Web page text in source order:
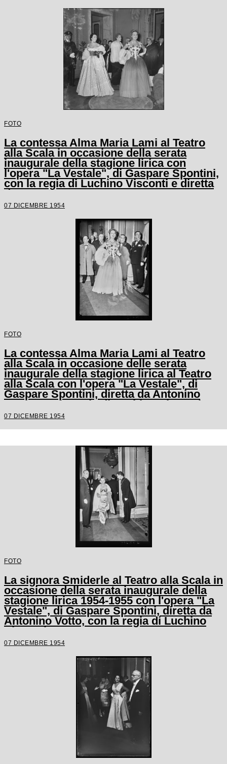
FOTO
La contessa Alma Maria Lami al Teatro
alla Scala in occasione della serata
inaugurale della stagione lirica con
l'opera "La Vestale", di Gaspare Spontini,
con la regia di Luchino Visconti e diretta
da Antonino Votto
07 DICEMBRE 1954
FOTO
La contessa Alma Maria Lami al Teatro
alla Scala in occasione delle serata
inaugurale della stagione lirica al Teatro
alla Scala con l'opera "La Vestale", di
Gaspare Spontini, diretta da Antonino
Votto, con la regia di Luchino Visconti
07 DICEMBRE 1954
FOTO
La signora Smiderle al Teatro alla Scala in
occasione della serata inaugurale della
stagione lirica 1954-1955 con l'opera "La
Vestale", di Gaspare Spontini, diretta da
Antonino Votto, con la regia di Luchino
Visconti
07 DICEMBRE 1954